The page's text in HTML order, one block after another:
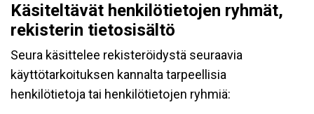
Käsiteltävät henkilötietojen ryhmät,
rekisterin tietosisältö
Seura käsittelee rekisteröidystä seuraavia
käyttötarkoituksen kannalta tarpeellisia
henkilötietoja tai henkilötietojen ryhmiä: